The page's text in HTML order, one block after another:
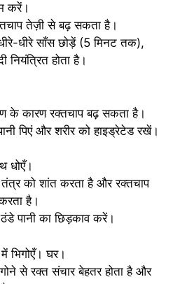
करें।
तेज़ी से बढ़ सकता है।
धीरे साँस छोड़ें (5 मिनट तक),
नियंत्रित होता है।
के कारण रक्तचाप बढ़ सकता है।
पिएं और शरीर को हाइड्रेटेड रखें।
धोएँ।
तंत्र को शांत करता है और रक्तचाप
है।
पानी का छिड़काव करें।
भिगोएँ। घर।
से रक्त संचार बेहतर होता है और